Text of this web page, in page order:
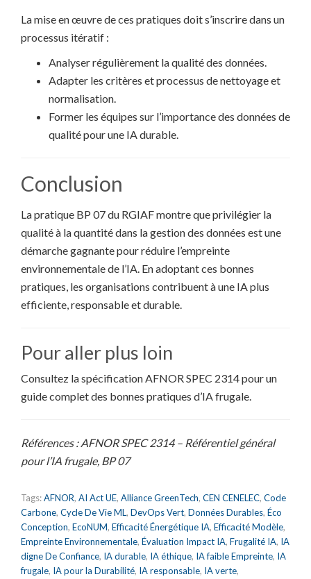
La mise en œuvre de ces pratiques doit s’inscrire dans un
processus itératif :
Analyser régulièrement la qualité des données.
Adapter les critères et processus de nettoyage et
normalisation.
Former les équipes sur l’importance des données de
qualité pour une IA durable.
Conclusion
La pratique BP 07 du RGIAF montre que privilégier la
qualité à la quantité dans la gestion des données est une
démarche gagnante pour réduire l’empreinte
environnementale de l’IA. En adoptant ces bonnes
pratiques, les organisations contribuent à une IA plus
efficiente, responsable et durable.
Pour aller plus loin
Consultez la spécification AFNOR SPEC 2314 pour un
guide complet des bonnes pratiques d’IA frugale.
Références : AFNOR SPEC 2314 – Référentiel général
pour l’IA frugale, BP 07
Tags:AFNOR, AI Act UE, Alliance GreenTech, CEN CENELEC, Code
Carbone, Cycle De Vie ML, DevOps Vert, Données Durables, Éco
Conception, EcoNUM, Efficacité Énergétique IA, Efficacité Modèle,
Empreinte Environnementale, Évaluation Impact IA, Frugalité IA, IA
digne De Confiance, IA durable, IA éthique, IA faible Empreinte, IA
frugale, IA pour la Durabilité, IA responsable, IA verte,